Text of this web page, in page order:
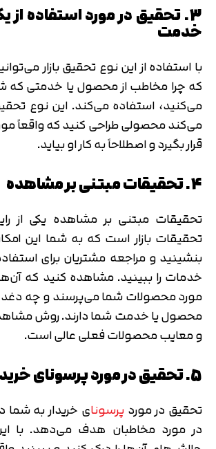
3. تحقیق در مورد استفاده
خدمت
با استفاده از این نوع تحقیق بازار
که چرا مخاطب از محصول یا خدمتی که
می‌کنید، استفاده می‌کند. این نوع
می‌کند محصولی طراحی کنید که واقعاً
قرار بگیرد و اصطلاحاً به کار او بیاید.
4. تحقیقات مبتنی بر مشاهده
تحقیقات مبتنی بر مشاهده یکی از
تحقیقات بازار است که به شما این
بنشینید و مراجعه مشتریان برای
خدمات را ببینید. مشاهده کنید که
محصول یا خدمت شما دارند. روش
و معایب محصولات فعلی عالی است.
5. تحقیق در مورد پرسونای خریدار
تحقیق در موردپرسونای خریدار به شما
در مورد مخاطبان هدف می‌دهد. با